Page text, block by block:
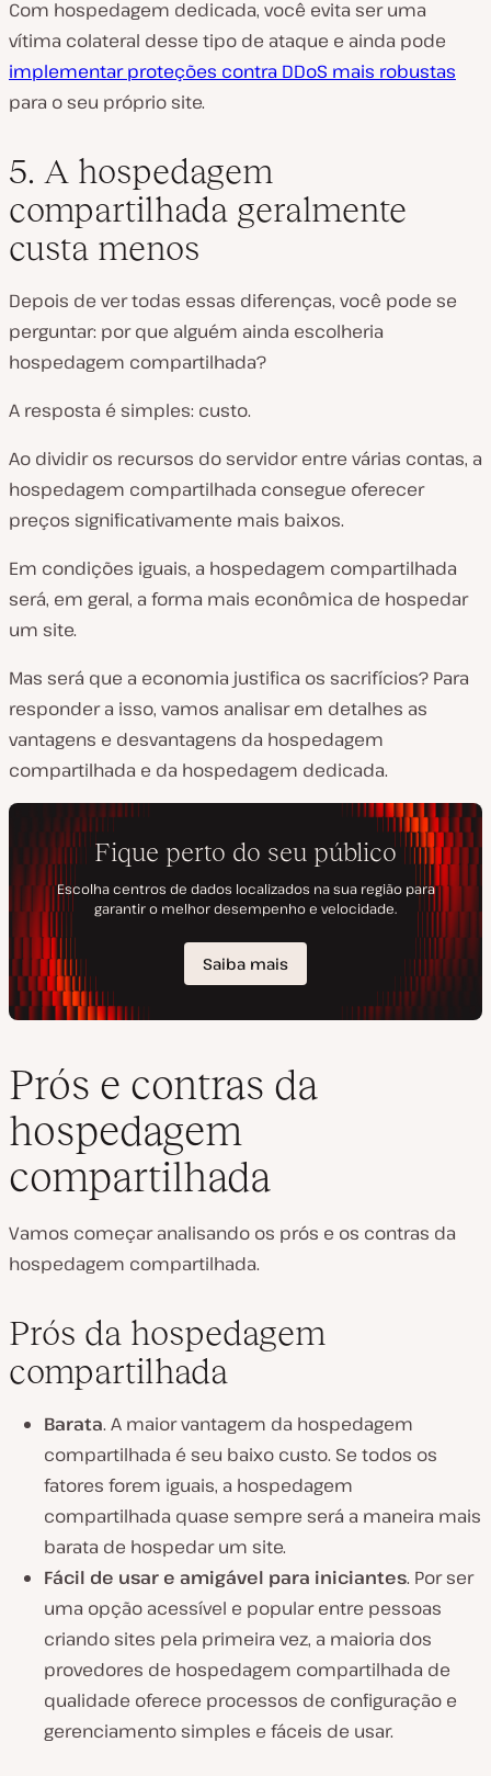
Com hospedagem dedicada, você evita ser uma
vítima colateral desse tipo de ataque e ainda pode
implementar proteções contra DDoS mais robustas
para o seu próprio site.
5. A hospedagem
compartilhada geralmente
custa menos
Depois de ver todas essas diferenças, você pode se
perguntar: por que alguém ainda escolheria
hospedagem compartilhada?
A resposta é simples: custo.
Ao dividir os recursos do servidor entre várias contas, a
hospedagem compartilhada consegue oferecer
preços significativamente mais baixos.
Em condições iguais, a hospedagem compartilhada
será, em geral, a forma mais econômica de hospedar
um site.
Mas será que a economia justifica os sacrifícios? Para
responder a isso, vamos analisar em detalhes as
vantagens e desvantagens da hospedagem
compartilhada e da hospedagem dedicada.
Prós e contras da
hospedagem
compartilhada
Vamos começar analisando os prós e os contras da
hospedagem compartilhada.
Prós da hospedagem
compartilhada
Barata. A maior vantagem da hospedagem
compartilhada é seu baixo custo. Se todos os
fatores forem iguais, a hospedagem
compartilhada quase sempre será a maneira mais
barata de hospedar um site.
Fácil de usar e amigável para iniciantes. Por ser
uma opção acessível e popular entre pessoas
criando sites pela primeira vez, a maioria dos
provedores de hospedagem compartilhada de
qualidade oferece processos de configuração e
gerenciamento simples e fáceis de usar.